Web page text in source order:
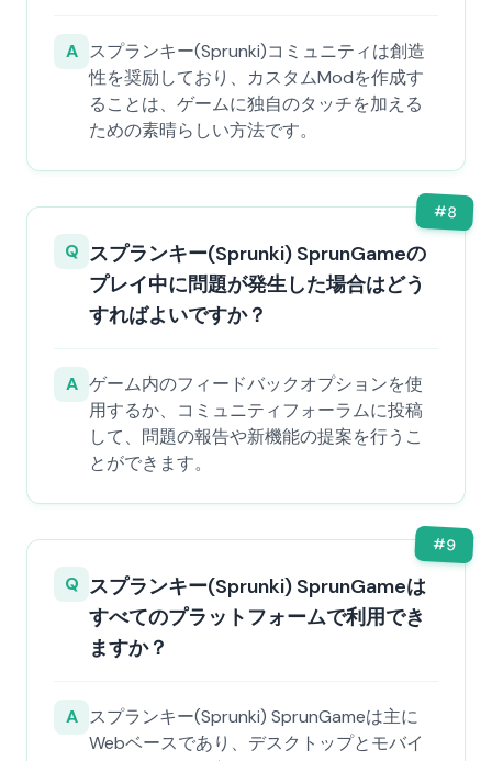
A スプランキー(Sprunki)コミュニティは創造
性を奨励しており、カスタムModを作成す
ることは、ゲームに独自のタッチを加える
ための素晴らしい方法です。
#8
Q スプランキー(Sprunki) SprunGameの
プレイ中に問題が発生した場合はどう
すればよいですか？
A ゲーム内のフィードバックオプションを使
用するか、コミュニティフォーラムに投稿
して、問題の報告や新機能の提案を行うこ
とができます。
#9
Q スプランキー(Sprunki) SprunGameは
すべてのプラットフォームで利用でき
ますか？
A スプランキー(Sprunki) SprunGameは主に
Webベースであり、デスクトップとモバイ